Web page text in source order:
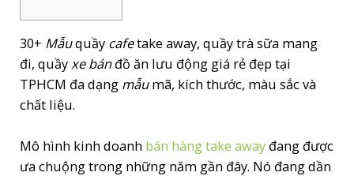
30+ Mẫuquầy cafetake away, quầy trà sữa mang
đi, quầyxe bánđồ ăn lưu động giá rẻ đẹp tại
TPHCM đa dạng mẫumã, kích thước, màu sắc và
chất liệu.
Mô hình kinh doanh bán hàng take away đang được
ưa chuộng trong những năm gần đây. Nó đang dần